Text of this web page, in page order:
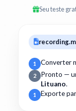
Seu teste
1 Converter
2 Pronto —
Lituano.
1 Exporte